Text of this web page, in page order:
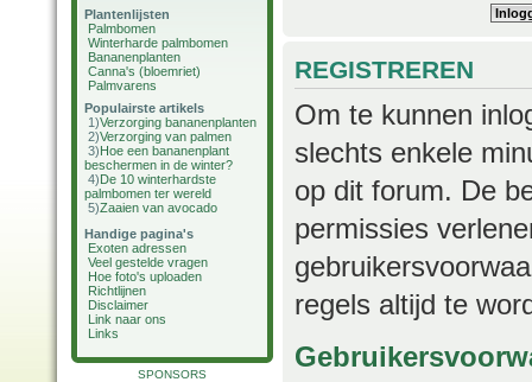
Plantenlijsten
Palmbomen
Winterharde palmbomen
Bananenplanten
Canna's (bloemriet)
Palmvarens
Populairste artikels
1)Verzorging bananenplanten
2)Verzorging van palmen
3)Hoe een bananenplant
beschermen in de winter?
4)De 10 winterhardste
palmbomen ter wereld
5)Zaaien van avocado
Handige pagina's
Exoten adressen
Veel gestelde vragen
Hoe foto's uploaden
Richtlijnen
Disclaimer
Link naar ons
Links
SPONSORS
REGISTREREN
Om te kunnen
slechts enkele
op dit forum. De
permissies
regels altijd te